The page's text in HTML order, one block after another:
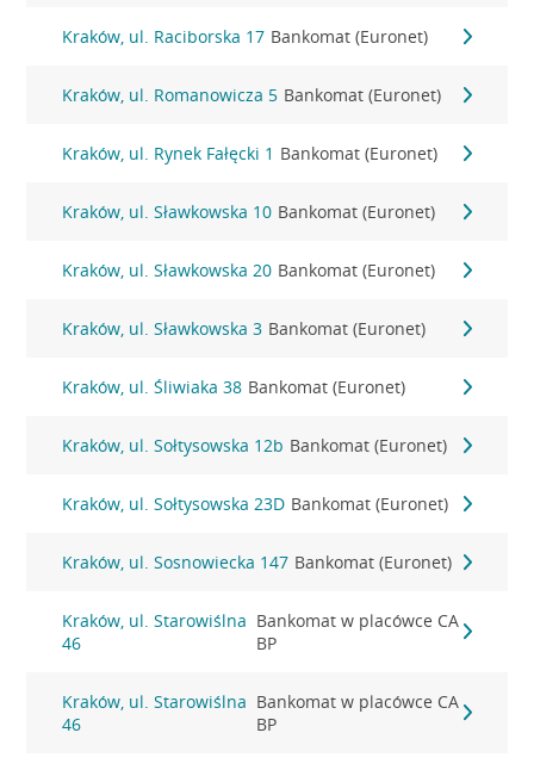
Kraków, ul. Raciborska 17 Bankomat (Euronet)
Kraków, ul. Romanowicza 5 Bankomat (Euronet)
Kraków, ul. Rynek Fałęcki 1 Bankomat (Euronet)
Kraków, ul. Sławkowska 10 Bankomat (Euronet)
Kraków, ul. Sławkowska 20 Bankomat (Euronet)
Kraków, ul. Sławkowska 3 Bankomat (Euronet)
Kraków, ul. Śliwiaka 38 Bankomat (Euronet)
Kraków, ul. Sołtysowska 12b Bankomat (Euronet)
Kraków, ul. Sołtysowska 23D Bankomat (Euronet)
Kraków, ul. Sosnowiecka 147 Bankomat (Euronet)
Kraków, ul. Starowiślna
46
Bankomat w placówce CA
BP
Kraków, ul. Starowiślna
46
Bankomat w placówce CA
BP